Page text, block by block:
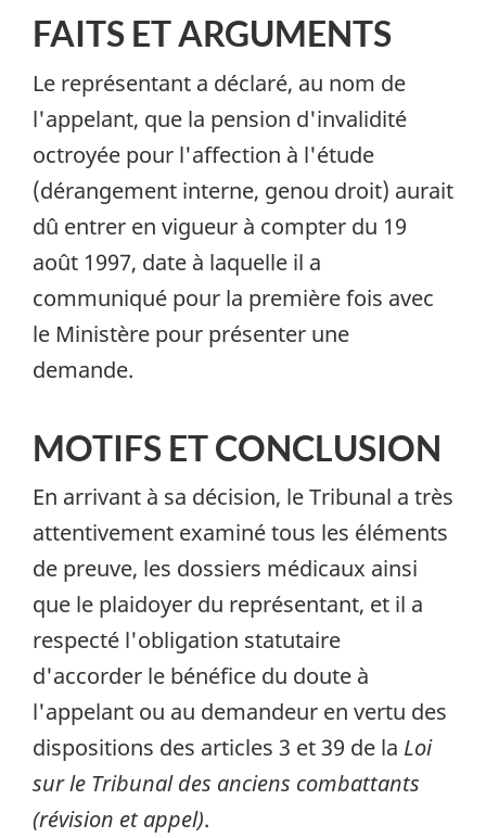
FAITS ET ARGUMENTS
Le représentant a déclaré, au nom de
l'appelant, que la pension d'invalidité
octroyée pour l'affection à l'étude
(dérangement interne, genou droit) aurait
dû entrer en vigueur à compter du 19
août 1997, date à laquelle il a
communiqué pour la première fois avec
le Ministère pour présenter une
demande.
MOTIFS ET CONCLUSION
En arrivant à sa décision, le Tribunal a très
attentivement examiné tous les éléments
de preuve, les dossiers médicaux ainsi
que le plaidoyer du représentant, et il a
respecté l'obligation statutaire
d'accorder le bénéfice du doute à
l'appelant ou au demandeur en vertu des
dispositions des articles 3 et 39 de la Loi
sur le Tribunal des anciens combattants
(révision et appel).